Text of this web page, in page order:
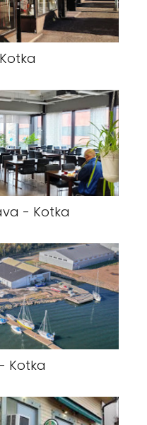
- Kotka
Kotka